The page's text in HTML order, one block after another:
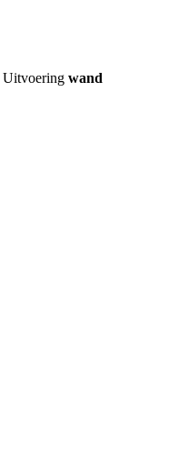
Uitvoering wand